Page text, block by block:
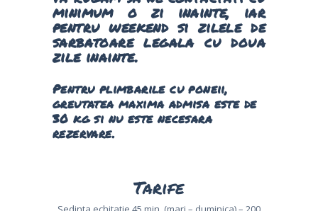
minimum o zi inainte, iar
pentru weekend si zilele de
sarbatoare legala cu doua
zile inainte.
Pentru plimbarile cu poneii,
greutatea maxima admisa este de
30 kg si nu este necesara
rezervare.
Tarife